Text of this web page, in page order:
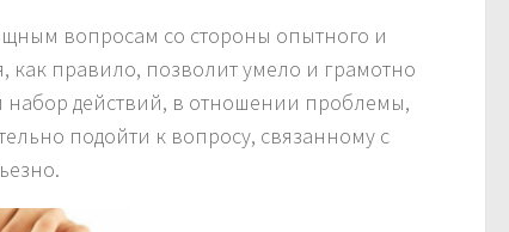
вопросам со стороны опытного и
как правило, позволит умело и грамотно
набор действий, в отношении проблемы,
подойти к вопросу, связанному с